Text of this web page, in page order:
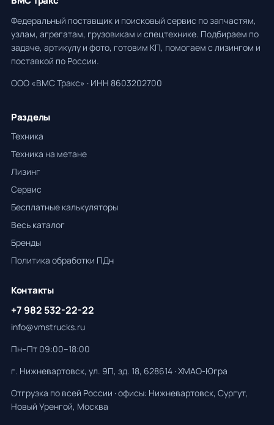
Федеральный поставщик и поисковый сервис по запчастям,
узлам, агрегатам, грузовикам и спецтехнике. Подбираем по
задаче, артикулу и фото, готовим КП, помогаем с лизингом и
поставкой по России.
ООО «ВМС Тракс» · ИНН 8603202700
Разделы
Техника
Техника на метане
Лизинг
Сервис
Бесплатные калькуляторы
Весь каталог
Бренды
Политика обработки ПДн
Контакты
+7 982 532-22-22
info@vmstrucks.ru
Пн–Пт 09:00–18:00
г. Нижневартовск, ул. 9П, зд. 18, 628614 · ХМАО-Югра
Отгрузка по всей России · офисы: Нижневартовск, Сургут,
Новый Уренгой, Москва